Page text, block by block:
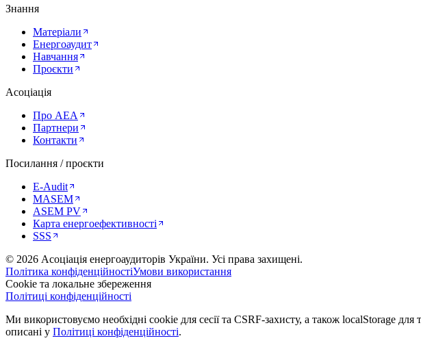
Знання
Матеріали
Енергоаудит
Навчання
Проєкти
Асоціація
Про AEA
Партнери
Контакти
Посилання / проєкти
E-Audit
MASEM
ASEM PV
Карта енергоефективності
SSS
© 2026 Асоціація енергоаудиторів України. Усі права захищені.
Політика конфіденційностіУмови використання
Cookie та локальне збереження
Політиці конфіденційності
Ми використовуємо необхідні cookie для сесії та CSRF-захисту, а також localStorage
описані у Політиці конфіденційності.